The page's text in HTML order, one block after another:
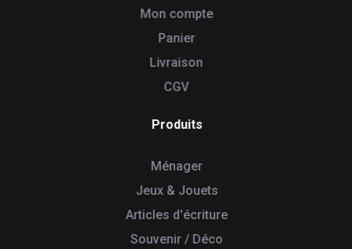
Mon compte
Panier
Livraison
CGV
Produits
Ménager
Jeux & Jouets
Articles d'écriture
Souvenir / Déco